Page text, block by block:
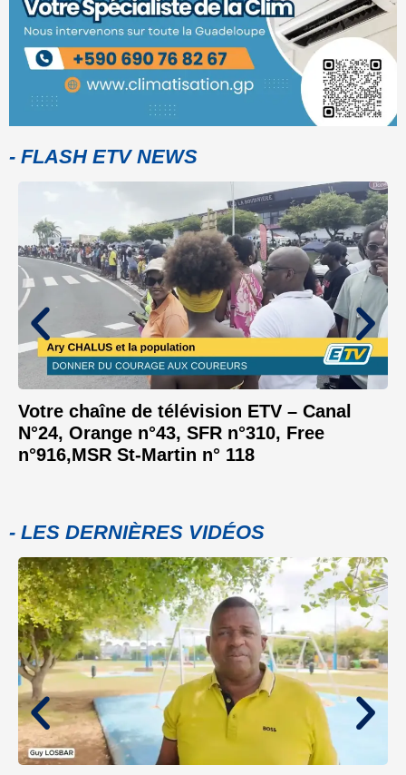
- FLASH ETV NEWS
Votre chaîne de télévision ETV – Canal
N°24, Orange n°43, SFR n°310, Free
n°916,MSR St-Martin n° 118
- LES DERNIÈRES VIDÉOS